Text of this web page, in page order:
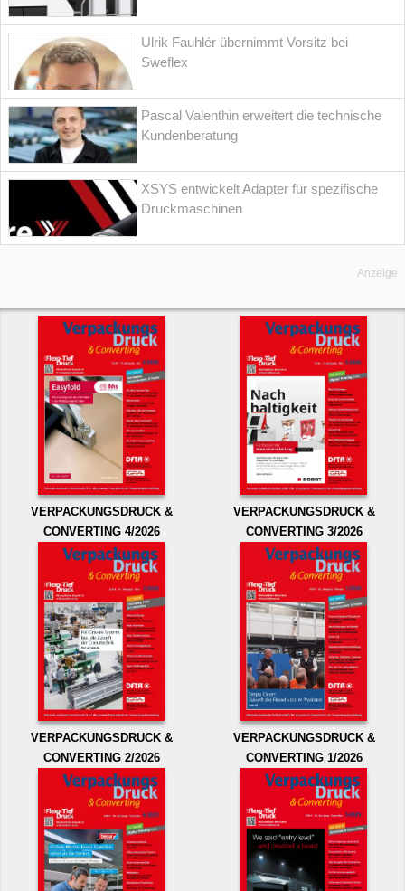
Ulrik Fauhlér übernimmt Vorsitz bei
Sweflex
Pascal Valenthin erweitert die technische
Kundenberatung
XSYS entwickelt Adapter für spezifische
Druckmaschinen
Anzeige
VERPACKUNGSDRUCK &
CONVERTING 4/2026
VERPACKUNGSDRUCK &
CONVERTING 3/2026
VERPACKUNGSDRUCK &
CONVERTING 2/2026
VERPACKUNGSDRUCK &
CONVERTING 1/2026